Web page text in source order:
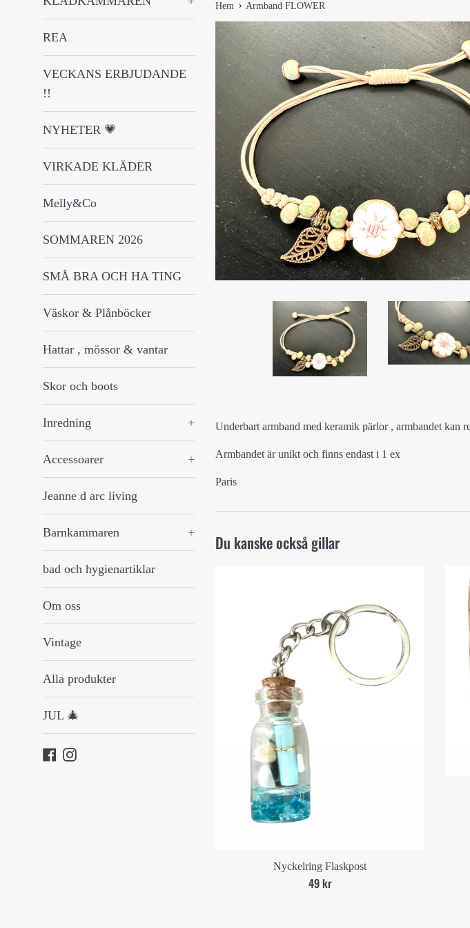
REA
VECKANS ERBJUDANDE
!!
NYHETER 💗
VIRKADE KLÄDER
Melly&Co
SOMMAREN 2026
SMÅ BRA OCH HA TING
Väskor & Plånböcker
Hattar , mössor & vantar
Skor och boots
Inredning +
Accessoarer +
Jeanne d arc living
Barnkammaren +
bad och hygienartiklar
Om oss
Vintage
Alla produkter
JUL 🎄
FacebookInstagram
Hem › Armband FLOWER
Underbart armband med keramik pärlor , armbandet kan
Armbandet är unikt och finns endast i 1 ex
Paris
Du kanske också gillar
Nyckelring Flaskpost
Ord.
49 kr